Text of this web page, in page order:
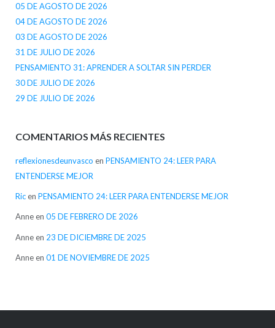
05 DE AGOSTO DE 2026
04 DE AGOSTO DE 2026
03 DE AGOSTO DE 2026
31 DE JULIO DE 2026
PENSAMIENTO 31: APRENDER A SOLTAR SIN PERDER
30 DE JULIO DE 2026
29 DE JULIO DE 2026
COMENTARIOS MÁS RECIENTES
reflexionesdeunvasco en PENSAMIENTO 24: LEER PARA
ENTENDERSE MEJOR
Ricen PENSAMIENTO 24: LEER PARA ENTENDERSE MEJOR
Anneen 05 DE FEBRERO DE 2026
Anneen 23 DE DICIEMBRE DE 2025
Anneen 01 DE NOVIEMBRE DE 2025